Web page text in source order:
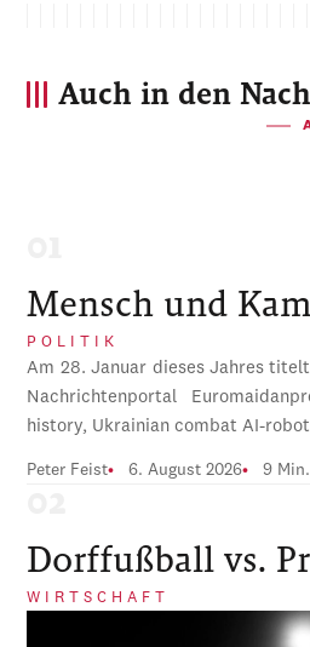
Auch in den
Mensch und
POLITIK
Am 28. Januar dieses Jahres
Nachrichtenportal
history, Ukrainian combat AI-
Peter Feist 6. August 2026 9
Dorffußball vs.
WIRTSCHAFT